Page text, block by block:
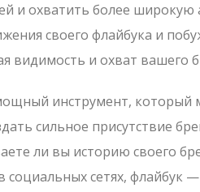
и охватить более
своего флайбука и
видимость и охват вашего
инструмент,
сильное присутствие
ли вы историю своего
социальных сетях,